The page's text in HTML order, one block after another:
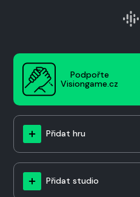
Podpořte
Visiongame.cz
Přidat hru
Přidat studio